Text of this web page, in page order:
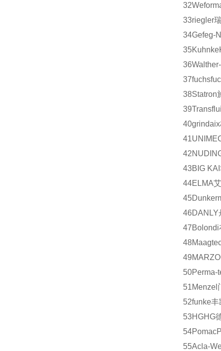
32
33riegler
34Gefeg-
35Kuhnke
36
37fuchs
38Statron
39
40grindaix
41
42
43BIG
44ELMA
45
46DANLY
47Bolondi
48
49
50Perma-
51Menzel
52funke丰
53HGHG
54Pomac
55Acla-